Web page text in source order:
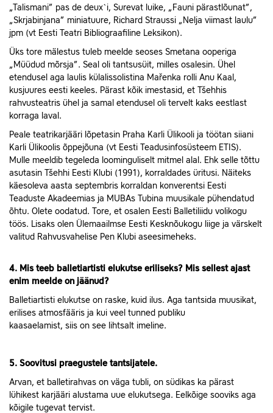
„Talismani” pas de deux`i, Surevat luike, „Fauni pärastlõunat”,
„Skrjabinjana” miniatuure, Richard Straussi „Nelja viimast laulu”
jpm (vt Eesti Teatri Bibliograafiline Leksikon).
Üks tore mälestus tuleb meelde seoses Smetana ooperiga
„Müüdud mõrsja”. Seal oli tantsusüit, milles osalesin. Ühel
etendusel aga laulis külalissolistina Mařenka rolli Anu Kaal,
kusjuures eesti keeles. Pärast kõik imestasid, et Tšehhis
rahvusteatris ühel ja samal etendusel oli tervelt kaks eestlast
korraga laval.
Peale teatrikarjääri lõpetasin Praha Karli Ülikooli ja töötan siiani
Karli Ülikoolis õppejõuna (vt Eesti Teadusinfosüsteem ETIS).
Mulle meeldib tegeleda loominguliselt mitmel alal. Ehk selle tõttu
asutasin Tšehhi Eesti Klubi (1991), korraldades üritusi. Näiteks
käesoleva aasta septembris korraldan konverentsi Eesti
Teaduste Akadeemias ja MUBAs Tubina muusikale pühendatud
õhtu. Olete oodatud. Tore, et osalen Eesti Balletiliidu volikogu
töös. Lisaks olen Ülemaailmse Eesti Kesknõukogu liige ja värskelt
valitud Rahvusvahelise Pen Klubi aseesimeheks.
4. Mis teeb balletiartisti elukutse eriliseks? Mis sellest ajast
enim meelde on jäänud?
Balletiartisti elukutse on raske, kuid ilus. Aga tantsida muusikat,
erilises atmosfääris ja kui veel tunned publiku
kaasaelamist, siis on see lihtsalt imeline.
5. Soovitusi praegustele tantsijatele.
Arvan, et balletirahvas on väga tubli, on südikas ka pärast
lühikest karjääri alustama uue elukutsega. Eelkõige sooviks aga
kõigile tugevat tervist.